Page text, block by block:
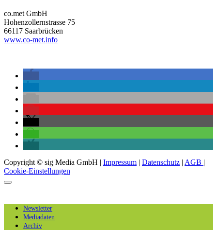
co.met GmbH
Hohenzollernstrasse 75
66117 Saarbrücken
www.co-met.info
Copyright © sig Media GmbH | Impressum | Datenschutz | AGB |
Cookie-Einstellungen
Newsletter
Mediadaten
Archiv